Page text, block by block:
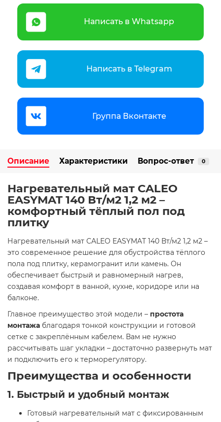
Написать в Whatsapp
Написать в Telegram
Группа Вконтакте
Описание Характеристики Вопрос-ответ 0
Нагревательный мат CALEO
EASYMAT 140 Вт/м2 1,2 м2 –
комфортный тёплый пол под
плитку
Нагревательный мат CALEO EASYMAT 140 Вт/м2 1,2 м2 –
это современное решение для обустройства тёплого
пола под плитку, керамогранит или камень. Он
обеспечивает быстрый и равномерный нагрев,
создавая комфорт в ванной, кухне, коридоре или на
балконе.
Главное преимущество этой модели – простота
монтажа благодаря тонкой конструкции и готовой
сетке с закреплённым кабелем. Вам не нужно
рассчитывать шаг укладки – достаточно развернуть мат
и подключить его к терморегулятору.
Преимущества и особенности
1. Быстрый и удобный монтаж
Готовый нагревательный мат с фиксированным